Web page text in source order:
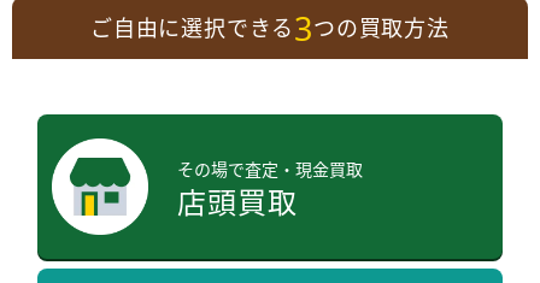
ご自由に選択できる3つの買取方法
その場で査定・現金買取
店頭買取